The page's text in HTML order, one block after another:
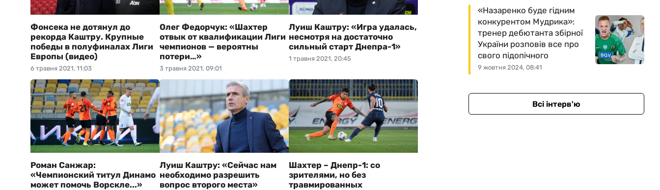
6 травня 2021, 11:03
Фонсека не дотянул до
рекорда Каштру. Крупные
победы в полуфиналах Лиги
Европы (видео)
3 травня 2021, 09:01
Олег Федорчук: «Шахтер
отвык от квалификации Лиги
чемпионов — вероятны
потери…»
1 травня 2021, 20:45
Луиш Каштру: «Игра удалась,
несмотря на достаточно
сильный старт Днепра-1»
Роман Санжар:
«Чемпионский титул Динамо
может помочь Ворскле...»
Луиш Каштру: «Сейчас нам
необходимо разрешить
вопрос второго места»
Шахтер – Днепр-1: со
зрителями, но без
травмированных
9 жовтня 2024, 08:41
«Назаренко буде гідним
конкурентом Мудрика»:
тренер дебютанта збірної
України розповів все про
свого підопічного
Всі інтерв'ю